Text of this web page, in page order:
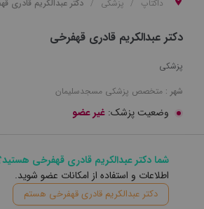
داکتاپ پزشکی دکتر عبدالکریم قادری
دکتر عبدالکریم قادری قهفرخی
پزشکی
شهر : متخصص پزشکی مسجدسلیمان
وضعیت پزشک: غیر عضو
شما دکتر عبدالکریم قادری قهفرخی
اطلاعات و استفاده از امکانات عضو شوید.
دکتر عبدالکریم قادری قهفرخی هستم